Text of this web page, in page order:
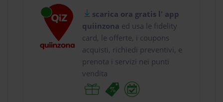
scarica ora gratis l' app
quiinzona ed usa le fidelity
card, le offerte, i coupons
acquisti, richiedi preventivi, e
prenota i servizi nei punti
vendita